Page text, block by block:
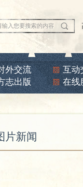
外交流
互动
志出版 在线
片新闻